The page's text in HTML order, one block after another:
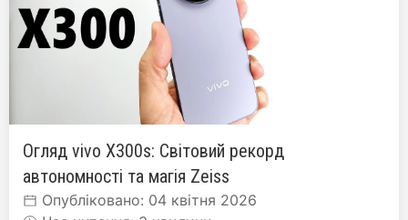
Огляд vivo X300s: Світовий рекорд
автономності та магія Zeiss
Опубліковано: 04 квітня 2026